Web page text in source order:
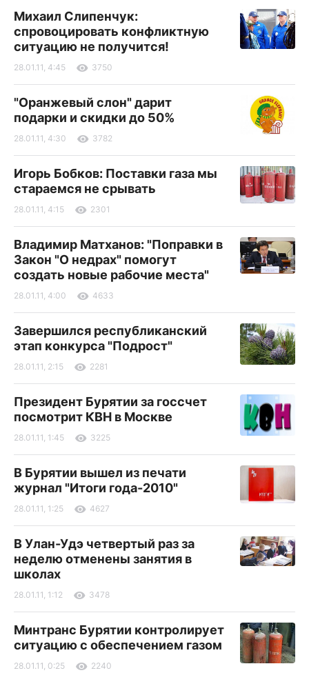
Михаил Слипенчук:
спровоцировать конфликтную
ситуацию не получится!
28.01.11, 4:45 3750
"Оранжевый слон" дарит
подарки и скидки до 50%
28.01.11, 4:30 3782
Игорь Бобков: Поставки газа мы
стараемся не срывать
28.01.11, 4:15 2301
Владимир Матханов: "Поправки в
Закон "О недрах" помогут
создать новые рабочие места"
28.01.11, 4:00 4633
Завершился республиканский
этап конкурса "Подрост"
28.01.11, 2:15 2281
Президент Бурятии за госсчет
посмотрит КВН в Москве
28.01.11, 1:45 3225
В Бурятии вышел из печати
журнал "Итоги года-2010"
28.01.11, 1:25 4627
В Улан-Удэ четвертый раз за
неделю отменены занятия в
школах
28.01.11, 1:12 3478
Минтранс Бурятии контролирует
ситуацию с обеспечением газом
28.01.11, 0:25 2240